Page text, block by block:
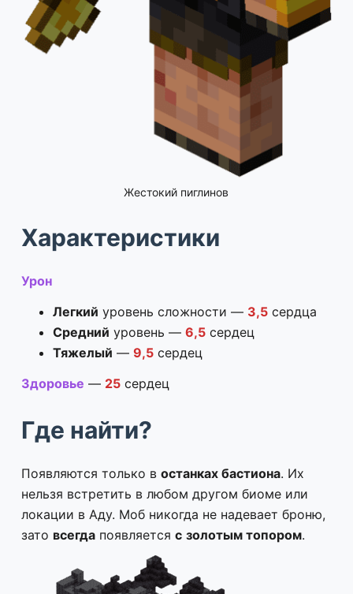
Жестокий пиглинов
Характеристики
Урон
Легкий уровень сложности — 3,5сердца
Средний уровень — 6,5сердец
Тяжелый — 9,5сердец
Здоровье — 25сердец
Где найти?
Появляются только в останках бастиона. Их
нельзя встретить в любом другом биоме или
локации в Аду. Моб никогда не надевает броню,
зато всегдапоявляется с золотым топором.